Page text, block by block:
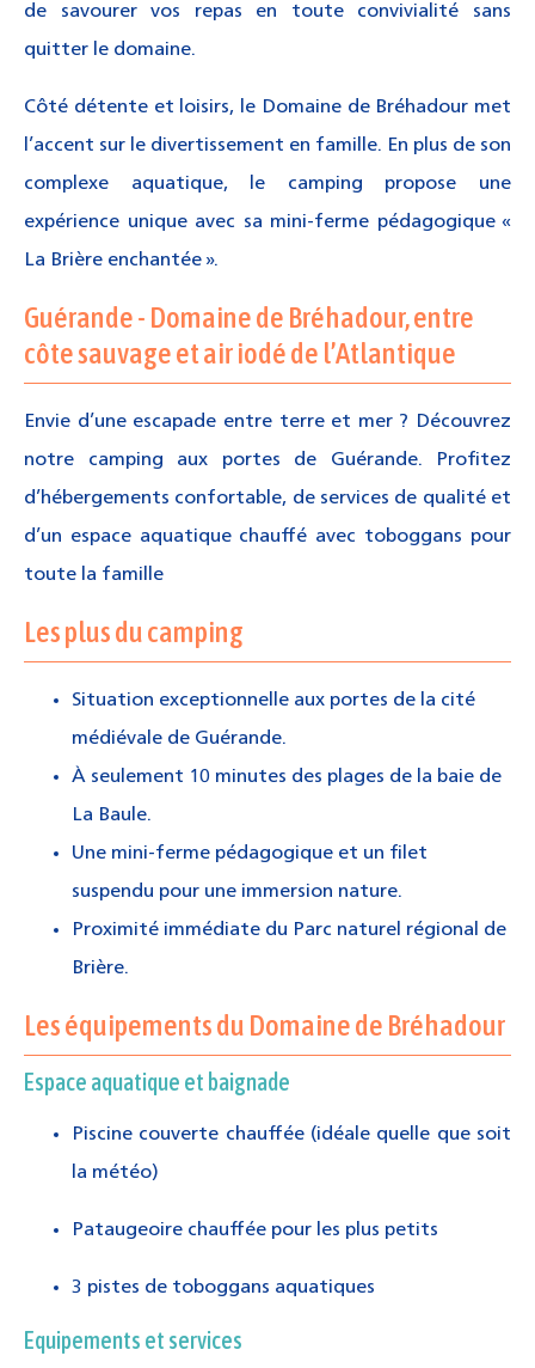
de savourer vos repas en toute convivialité sans
quitter le domaine.
Côté détente et loisirs, le Domaine de Bréhadour met
l’accent sur le divertissement en famille. En plus de son
complexe aquatique, le camping propose une
expérience unique avec sa mini-ferme pédagogique «
La Brière enchantée ».
Guérande - Domaine de Bréhadour, entre
côte sauvage et air iodé de l’Atlantique
Envie d’une escapade entre terre et mer ? Découvrez
notre camping aux portes de Guérande. Profitez
d’hébergements confortable, de services de qualité et
d’un espace aquatique chauffé avec toboggans pour
toute la famille
Les plus du camping
Situation exceptionnelle aux portes de la cité
médiévale de Guérande.
À seulement 10 minutes des plages de la baie de
La Baule.
Une mini-ferme pédagogique et un filet
suspendu pour une immersion nature.
Proximité immédiate du Parc naturel régional de
Brière.
Les équipements du Domaine de Bréhadour
Espace aquatique et baignade
Piscine couverte chauffée (idéale quelle que soit
la météo)
Pataugeoire chauffée pour les plus petits
3 pistes de toboggans aquatiques
Equipements et services